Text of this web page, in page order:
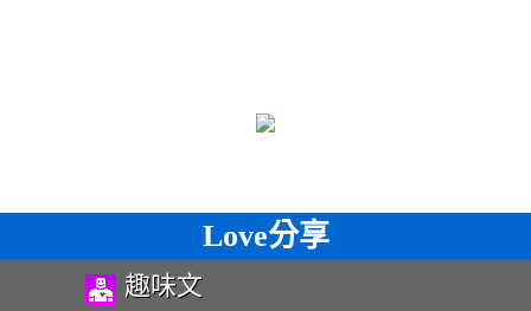
Love分享
趣味文